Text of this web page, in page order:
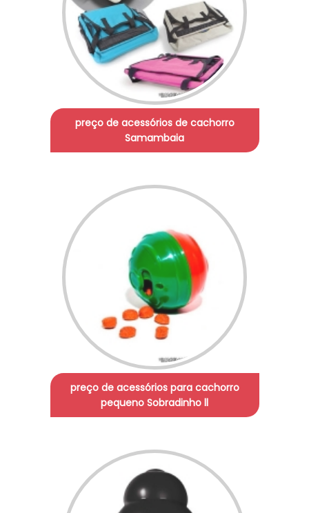
preço de acessórios de cachorro
Samambaia
preço de acessórios para cachorro
pequeno Sobradinho ll